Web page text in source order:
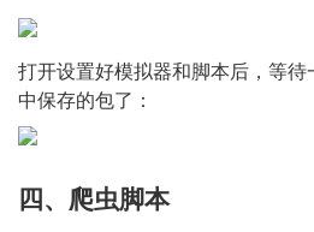
打开设置好模拟器和脚本后，等
中保存的包了：
四、爬虫脚本